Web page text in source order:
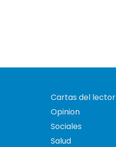
Cartas del lector
Opinion
Sociales
Salud